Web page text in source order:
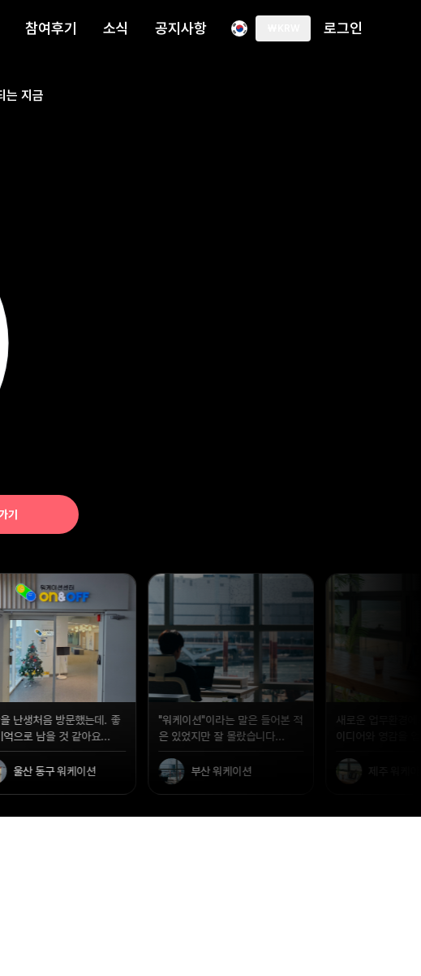
참여후기 소식 공지사항 로그인
는 지금
기
이션"이라는 말은 들어본 적
었지만 잘 몰랐습니다...
부산 워케이션
새로운 업무환경에서 다양한 아
이디어와 영감을 얻을 수 있었...
제주 워케이션
더휴일 워케이션
부안에서의 워케
부안 워케